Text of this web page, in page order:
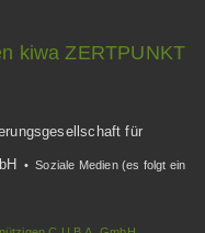
kiwa ZERTPUNKT
für
• Soziale Medien (es folgt ein